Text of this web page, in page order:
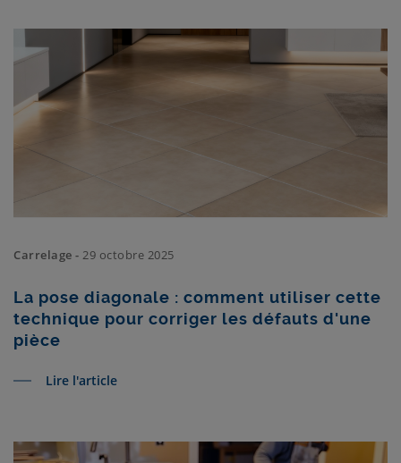
Carrelage - 29 octobre 2025
La pose diagonale : comment utiliser cette
technique pour corriger les défauts d'une
pièce
Lire l'article